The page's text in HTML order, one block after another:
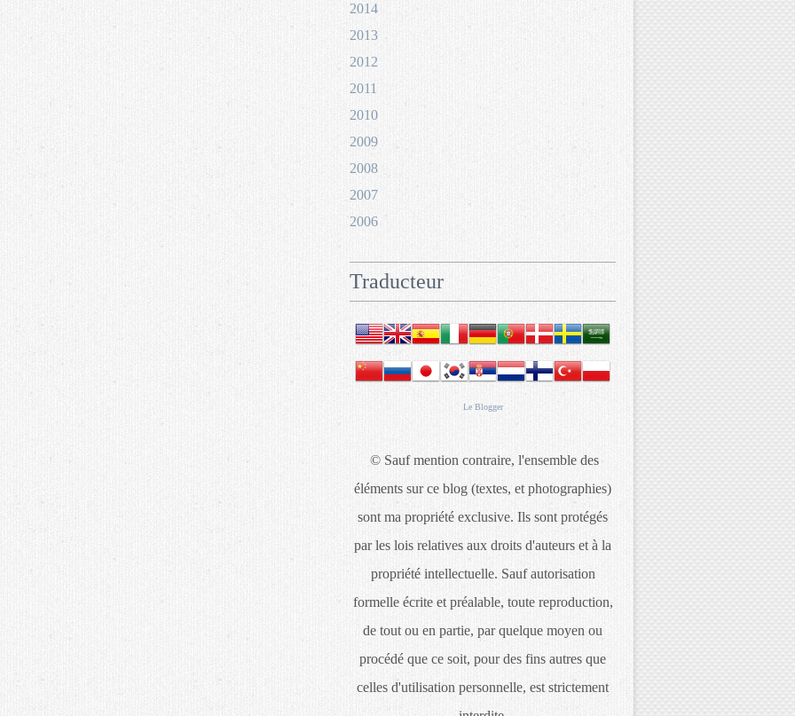
2014
2013
2012
2011
2010
2009
2008
2007
2006
Traducteur
Le Blogger
© Sauf mention contraire, l'ensemble des
éléments sur ce blog (textes, et photographies)
sont ma propriété exclusive. Ils sont protégés
par les lois relatives aux droits d'auteurs et à la
propriété intellectuelle. Sauf autorisation
formelle écrite et préalable, toute reproduction,
de tout ou en partie, par quelque moyen ou
procédé que ce soit, pour des fins autres que
celles d'utilisation personnelle, est strictement